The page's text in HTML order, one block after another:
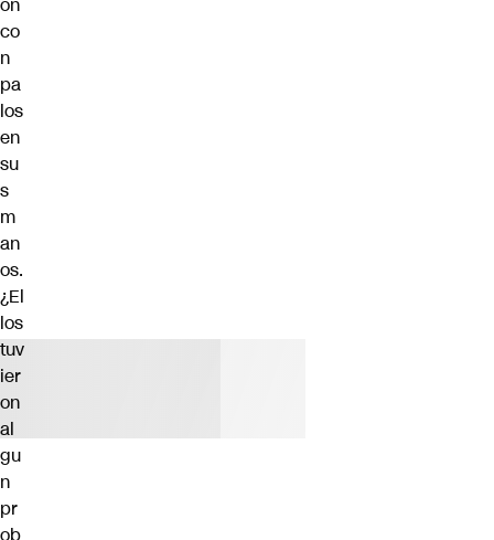
co
n
pa
los
en
su
s
m
an
os.
¿El
los
tuv
ier
on
al
gu
n
pr
ob